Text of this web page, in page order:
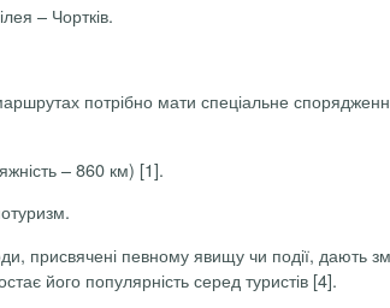
– Чортків.
потрібно мати спеціальне
– 860 км) [1].
присвячені певному явищу чи події, дають
його популярність серед туристів [4].